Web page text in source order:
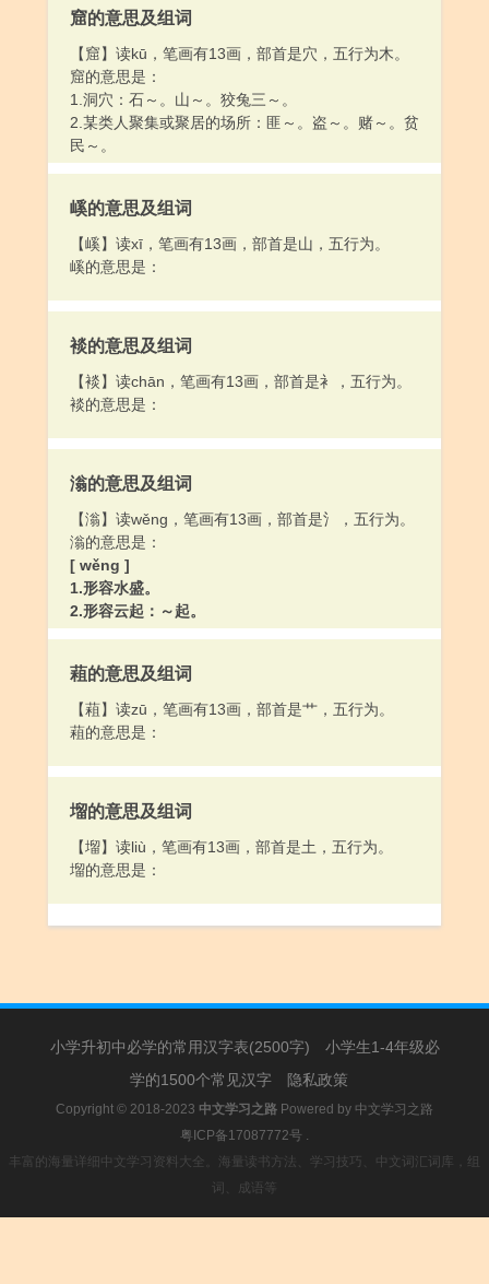
窟的意思及组词
【窟】读kū，笔画有13画，部首是穴，五行为木。
窟的意思是：
1.洞穴：石～。山～。狡兔三～。
2.某类人聚集或聚居的场所：匪～。盗～。赌～。贫
民～。
嵠的意思及组词
【嵠】读xī，笔画有13画，部首是山，五行为。
嵠的意思是：
裧的意思及组词
【裧】读chān，笔画有13画，部首是衤，五行为。
裧的意思是：
滃的意思及组词
【滃】读wěng，笔画有13画，部首是氵，五行为。
滃的意思是：
[ wěng ]
1.形容水盛。
2.形容云起：～起。
[ wēng ]
蒩的意思及组词
【蒩】读zū，笔画有13画，部首是艹，五行为。
蒩的意思是：
塯的意思及组词
【塯】读liù，笔画有13画，部首是土，五行为。
塯的意思是：
小学升初中必学的常用汉字表(2500字)
小学生1-4年级必
学的1500个常见汉字
隐私政策
Copyright © 2018-2023 中文学习之路 Powered by 中文学习之路
粤ICP备17087772号 .
丰富的海量详细中文学习资料大全。海量读书方法、学习技巧、中文词汇词库，组
词、成语等